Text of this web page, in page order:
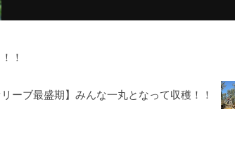
！
リーブ最盛期】みんな一丸となって収穫！！